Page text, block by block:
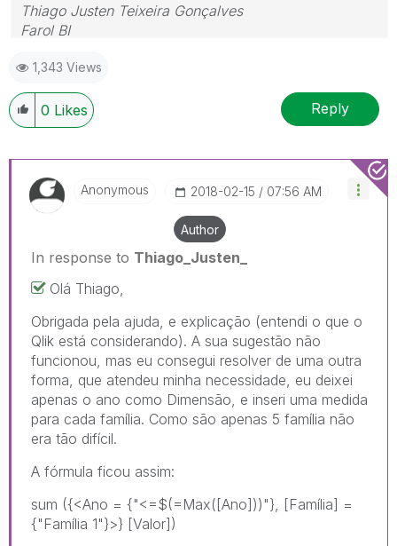
Thiago Justen Teixeira Gonçalves
Farol BI
Skype: justen.thiago
1,343 Views
0 Likes Reply
Anonymous ‎2018-02-15 07:56 AM
Author
In response to Thiago_Justen_
Olá Thiago,
Obrigada pela ajuda, e explicação (entendi o que o
Qlik está considerando). A sua sugestão não
funcionou, mas eu consegui resolver de uma outra
forma, que atendeu minha necessidade, eu deixei
apenas o ano como Dimensão, e inseri uma medida
para cada família. Como são apenas 5 família não
era tão difícil.
A fórmula ficou assim:
sum ({<Ano = {"<=$(=Max([Ano]))"}, [Família] =
{"Família 1"}>} [Valor])